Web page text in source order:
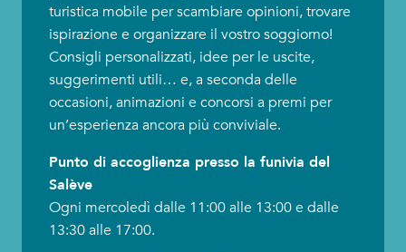
turistica mobile per scambiare opinioni, trovare
ispirazione e organizzare il vostro soggiorno!
Consigli personalizzati, idee per le uscite,
suggerimenti utili… e, a seconda delle
occasioni, animazioni e concorsi a premi per
un’esperienza ancora più conviviale.
Punto di accoglienza presso la funivia del
Salève
Ogni mercoledì dalle 11:00 alle 13:00 e dalle
13:30 alle 17:00.